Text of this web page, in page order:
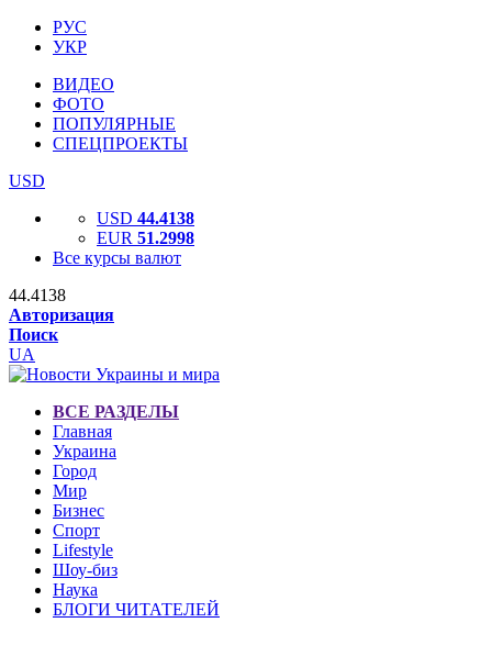
РУС
УКР
ВИДЕО
ФОТО
ПОПУЛЯРНЫЕ
СПЕЦПРОЕКТЫ
USD
USD 44.4138
EUR 51.2998
Все курсы валют
44.4138
Авторизация
Поиск
UA
ВСЕ РАЗДЕЛЫ
Главная
Украина
Город
Мир
Бизнес
Спорт
Lifestyle
Шоу-биз
Наука
БЛОГИ ЧИТАТЕЛЕЙ